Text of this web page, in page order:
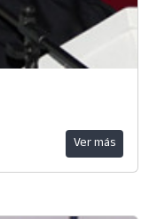
Ver más